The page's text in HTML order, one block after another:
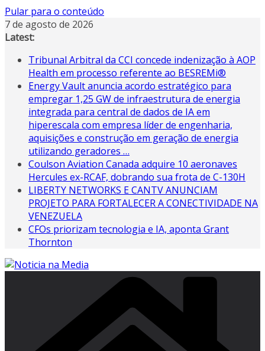
Pular para o conteúdo
7 de agosto de 2026
Latest:
Tribunal Arbitral da CCI concede indenização à AOP
Health em processo referente ao BESREMi®
Energy Vault anuncia acordo estratégico para
empregar 1,25 GW de infraestrutura de energia
integrada para central de dados de IA em
hiperescala com empresa líder de engenharia,
aquisições e construção em geração de energia
utilizando geradores …
Coulson Aviation Canada adquire 10 aeronaves
Hercules ex-RCAF, dobrando sua frota de C-130H
LIBERTY NETWORKS E CANTV ANUNCIAM
PROJETO PARA FORTALECER A CONECTIVIDADE NA
VENEZUELA
CFOs priorizam tecnologia e IA, aponta Grant
Thornton